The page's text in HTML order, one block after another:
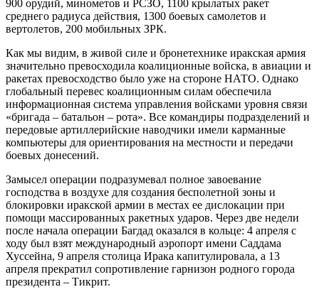
900 орудий, минометов и РСЗО, 1100 крылатых ракет
среднего радиуса действия, 1300 боевых самолетов и
вертолетов, 200 мобильных ЗРК.
Как мы видим, в живой силе и бронетехнике иракская армия
значительно превосходила коалиционные войска, в авиации и
ракетах превосходство было уже на стороне НАТО. Однако
глобальный перевес коалиционным силам обеспечила
информационная система управления войсками уровня связи
«бригада – батальон – рота». Все командиры подразделений и
передовые артиллерийские наводчики имели карманные
компьютеры для ориентирования на местности и передачи
боевых донесений.
Замысел операции подразумевал полное завоевание
господства в воздухе для создания бесполетной зоны и
блокировки иракской армии в местах ее дислокации при
помощи массированных ракетных ударов. Через две недели
после начала операции Багдад оказался в кольце: 4 апреля с
ходу был взят международный аэропорт имени Саддама
Хуссейна, 9 апреля столица Ирака капитулировала, а 13
апреля прекратил сопротивление гарнизон родного города
президента – Тикрит.